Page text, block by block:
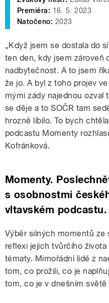
Premiéra: 16. 5. 2023
Natočeno: 2023
„Když jsem se dostala do
ten den, kdy jsem zároveň
nadbytečnost. A to jsem
že jo. A byl z toho projev
mými zády najednou ozval
se děje a to SOČR tam
hrozně líbilo. To bych
podcastu Momenty
Kofránková.
Momenty.
s osobnostmi
vltavském podcastu.
Výběr silných momentů ze
reflexi jejich tvůrčího
tématy. Mimořádní lidé z
tom, co prožili, co je
tom, co je v dnešním světě